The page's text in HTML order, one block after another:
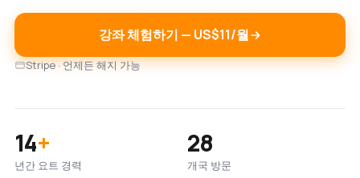
강좌 체험하기 — US$11/월
Stripe · 언제든 해지 가능
14+
년간 요트 경력
28
개국 방문